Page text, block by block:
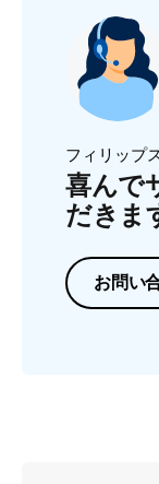
フィリップ
喜んで
だきま
お問い